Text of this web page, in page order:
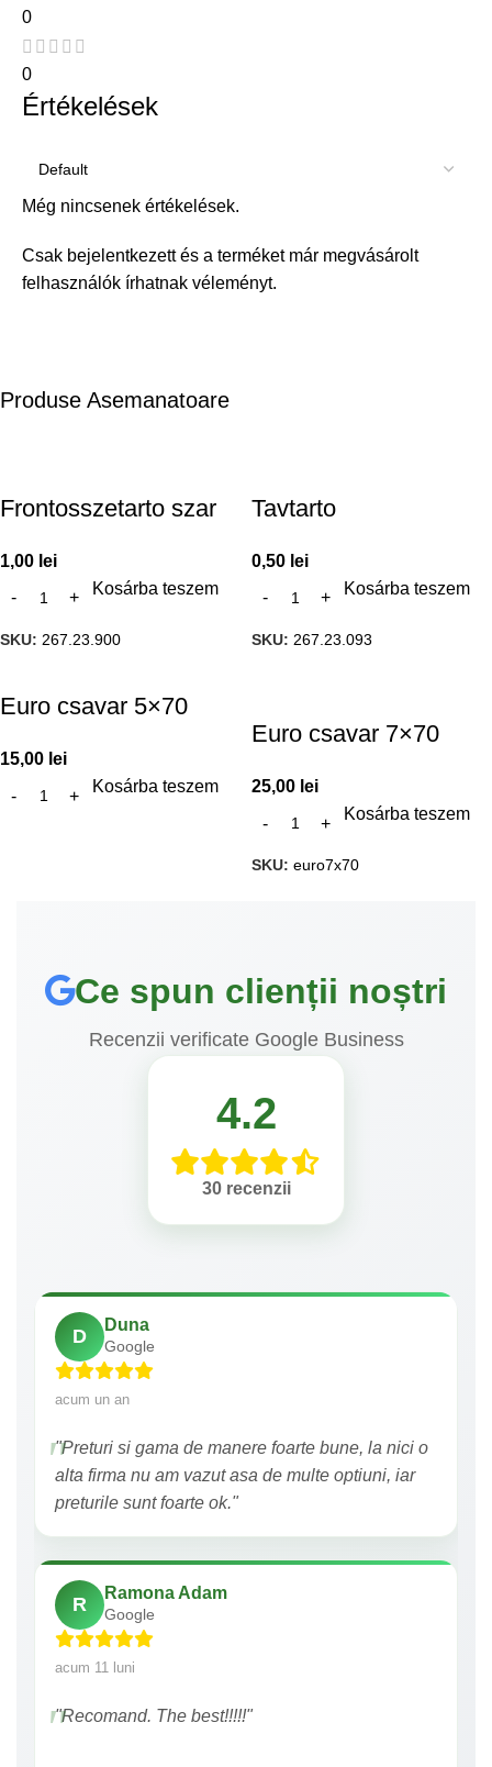
0
0
Értékelések
Még nincsenek értékelések.
Csak bejelentkezett és a terméket már megvásárolt
felhasználók írhatnak véleményt.
Produse Asemanatoare
Frontosszetarto szar
1,00 lei
Kosárba teszem
SKU: 267.23.900
Tavtarto
0,50 lei
Kosárba teszem
SKU: 267.23.093
Euro csavar 5×70
15,00 lei
Kosárba teszem
Euro csavar 7×70
25,00 lei
Kosárba teszem
SKU: euro7x70
Ce spun clienții noștri
Recenzii verificate Google Business
4.2
30 recenzii
D
Duna
Google
acum un an
"Preturi si gama de manere foarte bune, la nici o
alta firma nu am vazut asa de multe optiuni, iar
preturile sunt foarte ok."
R
Ramona Adam
Google
acum 11 luni
"Recomand. The best!!!!!"